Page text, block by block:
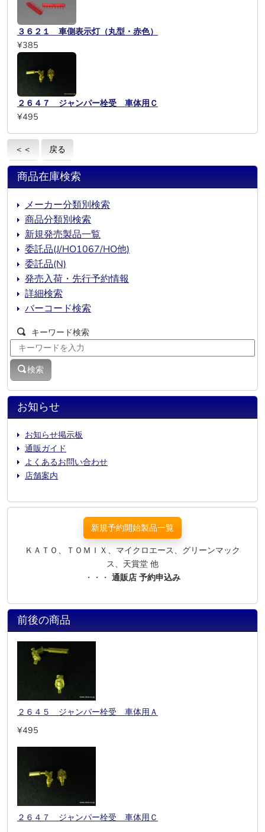
３６２１ 車側表示灯（丸型・赤色）
¥385
２６４７ ジャンパー栓受 車体用Ｃ
¥495
＜＜ 戻る
お知らせ
お知らせ掲示板
通販ガイド
よくあるお問い合わせ
店舗案内
商品在庫検索
メーカー分類別検索
商品分類別検索
新規発売製品一覧
委託品(J/HO1067/HO他)
委託品(N)
発売入荷・先行予約情報
詳細検索
バーコード検索
キーワード検索
検索
新規予約開始製品一覧
ＫＡＴＯ、ＴＯＭＩＸ、マイクロエース、グリーンマック
ス、天賞堂 他
・・・ 通販店 予約申込み
前後の商品
２６４５ ジャンパー栓受 車体用Ａ
¥495
２６４７ ジャンパー栓受 車体用Ｃ